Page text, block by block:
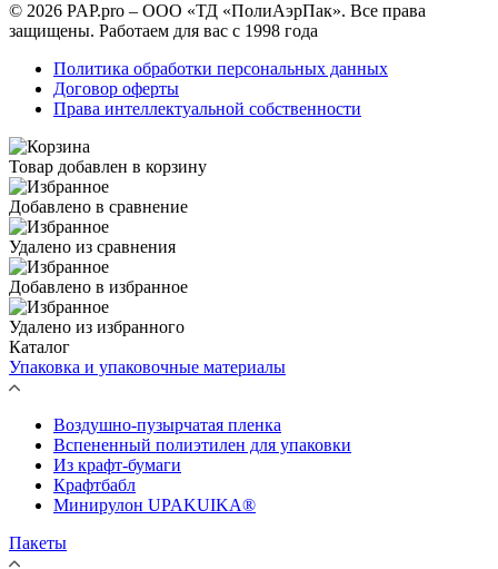
© 2026 PAP.pro – ООО «ТД «ПолиАэрПак». Все права
защищены. Работаем для вас с 1998 года
Политика обработки персональных данных
Договор оферты
Права интеллектуальной собственности
Товар добавлен в корзину
Добавлено в сравнение
Удалено из сравнения
Добавлено в избранное
Удалено из избранного
Каталог
Упаковка и упаковочные материалы
Воздушно-пузырчатая пленка
Вспененный полиэтилен для упаковки
Из крафт-бумаги
Крафтбабл
Минирулон UPAKUIKA®
Пакеты